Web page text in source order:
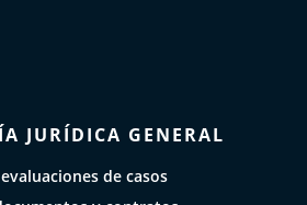
JURÍDICA GENERAL
de casos